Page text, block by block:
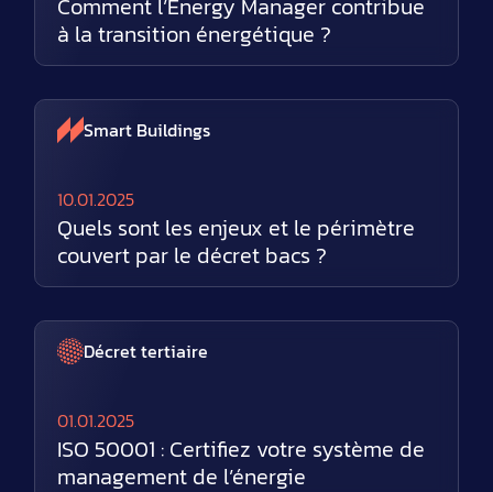
à la transition énergétique ?
Smart Buildings
10.01.2025
Quels sont les enjeux et le périmètre
couvert par le décret bacs ?
Décret tertiaire
01.01.2025
ISO 50001 : Certifiez votre système de
management de l’énergie